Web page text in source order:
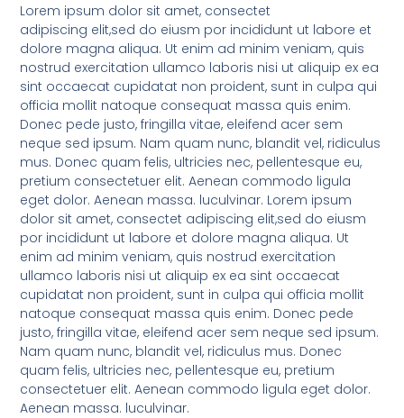
Lorem ipsum dolor sit amet, consectet
adipiscing elit,sed do eiusm por incididunt ut labore et
dolore magna aliqua. Ut enim ad minim veniam, quis
nostrud exercitation ullamco laboris nisi ut aliquip ex ea
sint occaecat cupidatat non proident, sunt in culpa qui
officia mollit natoque consequat massa quis enim.
Donec pede justo, fringilla vitae, eleifend acer sem
neque sed ipsum. Nam quam nunc, blandit vel, ridiculus
mus. Donec quam felis, ultricies nec, pellentesque eu,
pretium consectetuer elit. Aenean commodo ligula
eget dolor. Aenean massa. luculvinar. Lorem ipsum
dolor sit amet, consectet adipiscing elit,sed do eiusm
por incididunt ut labore et dolore magna aliqua. Ut
enim ad minim veniam, quis nostrud exercitation
ullamco laboris nisi ut aliquip ex ea sint occaecat
cupidatat non proident, sunt in culpa qui officia mollit
natoque consequat massa quis enim. Donec pede
justo, fringilla vitae, eleifend acer sem neque sed ipsum.
Nam quam nunc, blandit vel, ridiculus mus. Donec
quam felis, ultricies nec, pellentesque eu, pretium
consectetuer elit. Aenean commodo ligula eget dolor.
Aenean massa. luculvinar.